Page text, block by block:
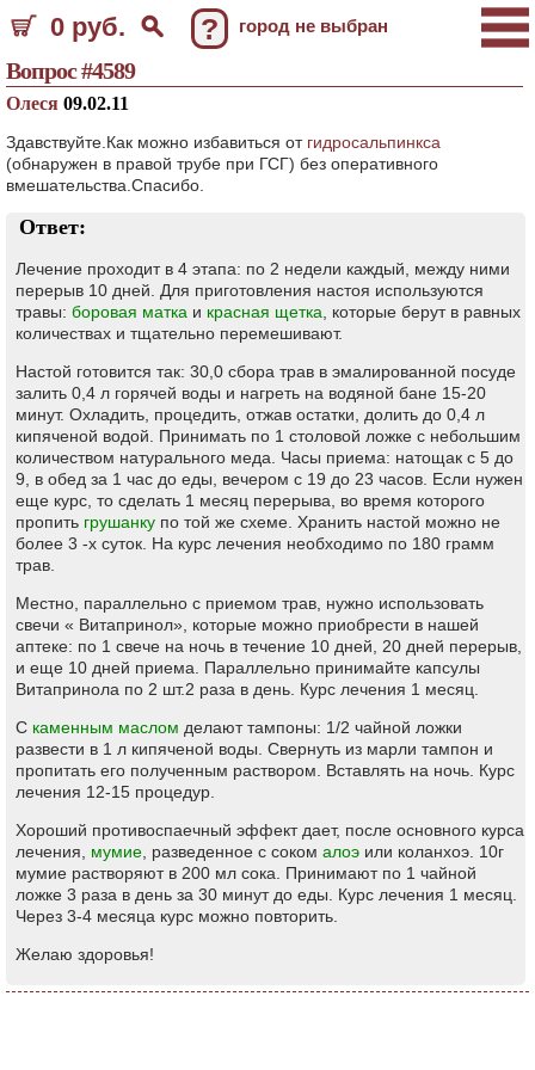
0 руб. ? город не выбран
Вопрос #4589
Олеся 09.02.11
Здавствуйте.Как можно избавиться от гидросальпинкса
(обнаружен в правой трубе при ГСГ) без оперативного
вмешательства.Спасибо.
Ответ:
Лечение проходит в 4 этапа: по 2 недели каждый, между ними
перерыв 10 дней. Для приготовления настоя используются
травы: боровая матка и красная щетка , которые берут в равных
количествах и тщательно перемешивают.
Настой готовится так: 30,0 сбора трав в эмалированной посуде
залить 0,4 л горячей воды и нагреть на водяной бане 15-20
минут. Охладить, процедить, отжав остатки, долить до 0,4 л
кипяченой водой. Принимать по 1 столовой ложке с небольшим
количеством натурального меда. Часы приема: натощак с 5 до
9, в обед за 1 час до еды, вечером с 19 до 23 часов. Если нужен
еще курс, то сделать 1 месяц перерыва, во время которого
пропить грушанку по той же схеме. Хранить настой можно не
более 3 -х суток. На курс лечения необходимо по 180 грамм
трав.
Местно, параллельно с приемом трав, нужно использовать
свечи « Витапринол», которые можно приобрести в нашей
аптеке: по 1 свече на ночь в течение 10 дней, 20 дней перерыв,
и еще 10 дней приема. Параллельно принимайте капсулы
Витапринола по 2 шт.2 раза в день. Курс лечения 1 месяц.
С каменным маслом делают тампоны: 1/2 чайной ложки
развести в 1 л кипяченой воды. Свернуть из марли тампон и
пропитать его полученным раствором. Вставлять на ночь. Курс
лечения 12-15 процедур.
Хороший противоспаечный эффект дает, после основного курса
лечения, мумие , разведенное с соком алоэ или коланхоэ. 10г
мумие растворяют в 200 мл сока. Принимают по 1 чайной
ложке 3 раза в день за 30 минут до еды. Курс лечения 1 месяц.
Через 3-4 месяца курс можно повторить.
Желаю здоровья!